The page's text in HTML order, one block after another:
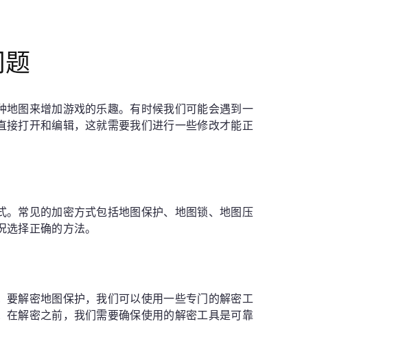
图来增加游戏的乐趣。有时候我们可能会遇到一
打开和编辑，这就需要我们进行一些修改才能正
常见的加密方式包括地图保护、地图锁、地图压
择正确的方法。
解密地图保护，我们可以使用一些专门的解密工
解密之前，我们需要确保使用的解密工具是可靠